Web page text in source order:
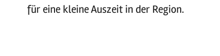
für eine kleine Auszeit in der Region.